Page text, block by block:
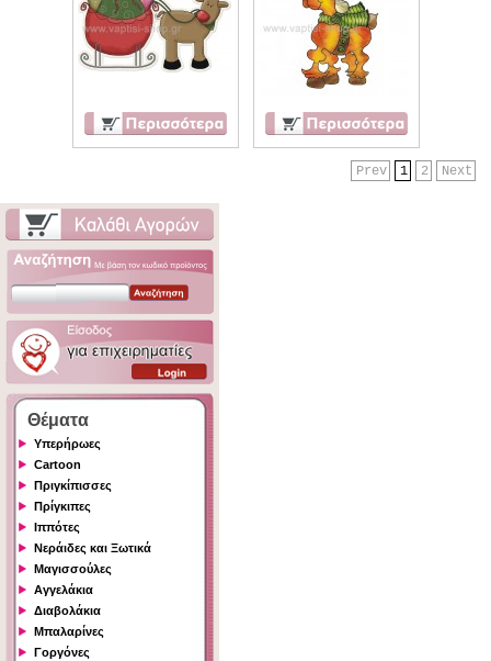
Next
2
1
Prev
Θέματα
Υπερήρωες
Cartoon
Πριγκίπισσες
Πρίγκιπες
Ιππότες
Νεράιδες και Ξωτικά
Μαγισσούλες
Αγγελάκια
Διαβολάκια
Μπαλαρίνες
Γοργόνες